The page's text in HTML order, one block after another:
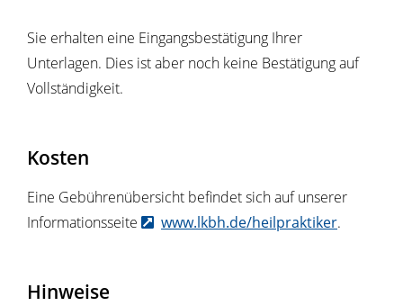
Sie erhalten eine Eingangsbestätigung Ihrer
Unterlagen. Dies ist aber noch keine Bestätigung auf
Vollständigkeit.
Kosten
Eine Gebührenübersicht befindet sich auf unserer
Informationsseite
www.lkbh.de/heilpraktiker.
Hinweise